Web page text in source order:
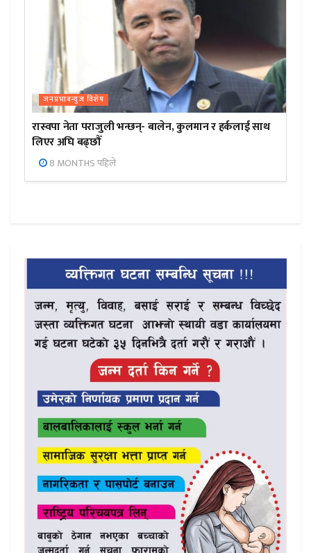
जनप्रभाबन्युज विशेष
रास्वपा नेता पराजुली भन्छन्- बालेन, कुलमान र हर्कलाई साथ
लिएर अघि बढ्छौँ
8 MONTHS पहिले